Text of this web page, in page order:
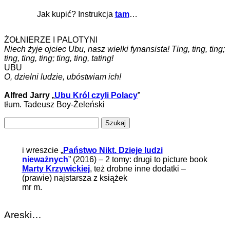
Jak kupić? Instrukcja tam…
ŻOŁNIERZE I PALOTYNI
Niech żyje ojciec Ubu, nasz wielki fynansista! Ting, ting, ting;
ting, ting, ting; ting, ting, tating!
UBU
O, dzielni ludzie, ubóstwiam ich!
Alfred Jarry „Ubu Król czyli Polacy”
tłum. Tadeusz Boy-Żeleński
i wreszcie „Państwo Nikt. Dzieje ludzi
nieważnych” (2016) – 2 tomy: drugi to picture book
Marty Krzywickiej, też drobne inne dodatki –
(prawie) najstarsza z książek
mr m.
Areski…